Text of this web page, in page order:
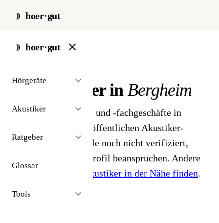
hoer·gut
hoer·gut
Hörgeräte
Akustiker
Ratgeber
Glossar
Tools
start / akustiker / bergheim
Hörakustiker in Bergheim
3 Hörgeräteakustiker und -fachgeschäfte in
Bergheim. Aus dem öffentlichen Akustiker-
Bestand 2026 - Profile noch nicht verifiziert,
Inhaber können ihr Profil beanspruchen. Andere
Hörakustiker in der Nähe finden.